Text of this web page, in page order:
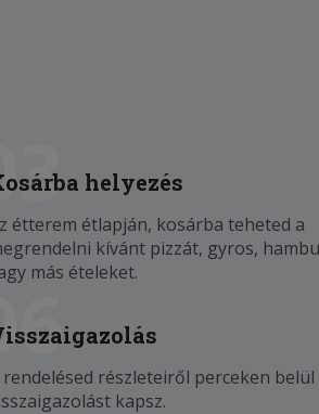
helyezés
étterem étlapján, kosárba teheted a
kívánt pizzát, gyros,
más ételeket.
rendelésed részleteiről perceken belül
kapsz.